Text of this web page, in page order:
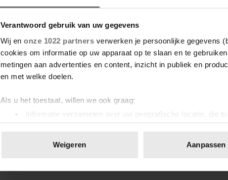
Verantwoord gebruik van uw gegevens
Wij en onze 1022 partners verwerken je persoonlijke gegevens
cookies om informatie op uw apparaat op te slaan en te
metingen aan advertenties en content, inzicht in publiek en
en met welke doelen.
Als u het toestaat, willen we ook graag:
Informatie verzamelen over uw geografische locatie, die
Uw apparaat identificeren door het actief te scannen op
toestemming op elk moment wijzigen of intrekken in de
We gebruiken cookies om content en advertenties te
Weigeren Aanpassen